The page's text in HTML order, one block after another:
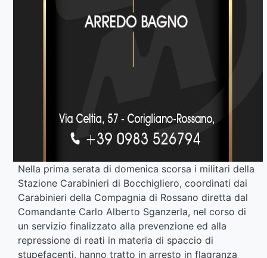
Nella prima serata di domenica scorsa i militari della
Stazione Carabinieri di Bocchigliero, coordinati dai
Carabinieri della Compagnia di Rossano diretta dal
Comandante Carlo Alberto Sganzerla, nel corso di
un servizio finalizzato alla prevenzione ed alla
repressione di reati in materia di spaccio di
stupefacenti, hanno tratto in arresto in flagranza